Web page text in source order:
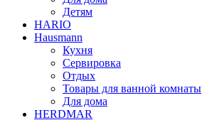
Детям
HARIO
Hausmann
Кухня
Сервировка
Отдых
Товары для ванной комнаты
Для дома
HERDMAR